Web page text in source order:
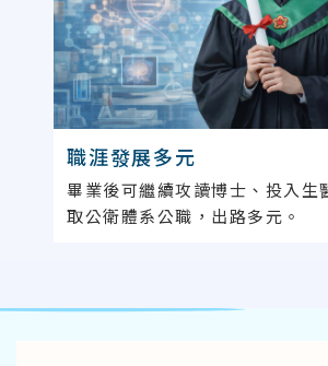
職涯發展多元
畢業後可繼續攻讀博士、投入生
取公衛體系公職，出路多元。